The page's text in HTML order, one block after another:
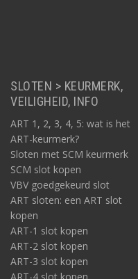
SLOTEN > KEURMERK,
VEILIGHEID, INFO
ART 1, 2, 3, 4, 5: wat is het
ART-keurmerk?
Sloten met SCM keurmerk
SCM slot kopen
VBV goedgekeurd slot
ART sloten: een ART slot
kopen
ART-1 slot kopen
ART-2 slot kopen
ART-3 slot kopen